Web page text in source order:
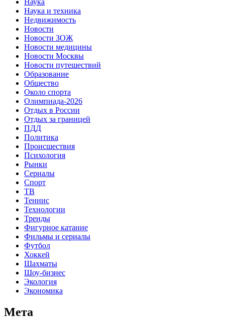
Наука
Наука и техника
Недвижимость
Новости
Новости ЗОЖ
Новости медицины
Новости Москвы
Новости путешествий
Образование
Общество
Около спорта
Олимпиада-2026
Отдых в России
Отдых за границей
ПДД
Политика
Происшествия
Психология
Рынки
Сериалы
Спорт
ТВ
Теннис
Технологии
Тренды
Фигурное катание
Фильмы и сериалы
Футбол
Хоккей
Шахматы
Шоу-бизнес
Экология
Экономика
Мета